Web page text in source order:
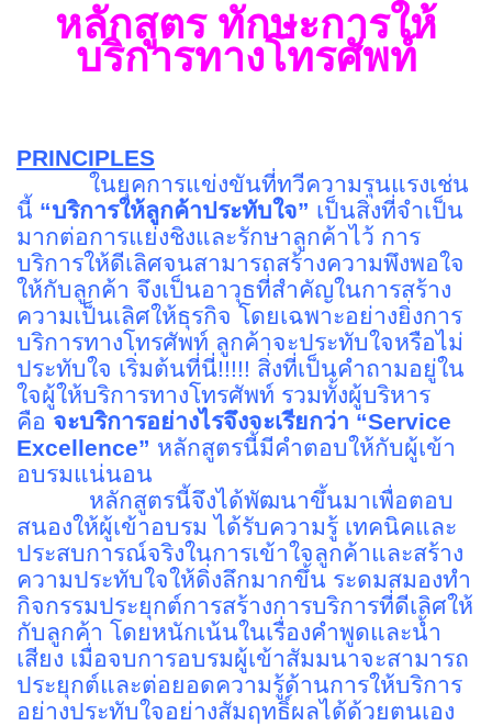
หลักสูตร ทักษะการให้
บริการทางโทรศัพท์
PRINCIPLES
ในยุคการแข่งขันที่ทวีความรุนแรงเช่น
นี้ “บริการให้ลูกค้าประทับใจ” เป็นสิ่งที่จำเป็น
มากต่อการแย่งชิงและรักษาลูกค้าไว้ การ
บริการให้ดีเลิศจนสามารถสร้างความพึงพอใจ
ให้กับลูกค้า จึงเป็นอาวุธที่สำคัญในการสร้าง
ความเป็นเลิศให้ธุรกิจ โดยเฉพาะอย่างยิ่งการ
บริการทางโทรศัพท์ ลูกค้าจะประทับใจหรือไม่
ประทับใจ เริ่มต้นที่นี่!!!!! สิ่งที่เป็นคำถามอยู่ใน
ใจผู้ให้บริการทางโทรศัพท์ รวมทั้งผู้บริหาร
คือ จะบริการอย่างไรจึงจะเรียกว่า “Service
Excellence” หลักสูตรนี้มีคำตอบให้กับผู้เข้า
อบรมแน่นอน
หลักสูตรนี้จึงได้พัฒนาขึ้นมาเพื่อตอบ
สนองให้ผู้เข้าอบรม ได้รับความรู้ เทคนิคและ
ประสบการณ์จริงในการเข้าใจลูกค้าและสร้าง
ความประทับใจให้ดิ่งลึกมากขึ้น ระดมสมองทำ
กิจกรรมประยุกต์การสร้างการบริการที่ดีเลิศให้
กับลูกค้า โดยหนักเน้นในเรื่องคำพูดและน้ำ
เสียง เมื่อจบการอบรมผู้เข้าสัมมนาจะสามารถ
ประยุกต์และต่อยอดความรู้ด้านการให้บริการ
อย่างประทับใจอย่างสัมฤทธิ์ผลได้ด้วยตนเอง